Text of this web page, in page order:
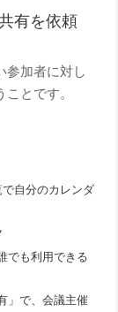
有を依頼
参加者に対し
とです。
自分のカレンダ
でも利用できる
」で、会議主催